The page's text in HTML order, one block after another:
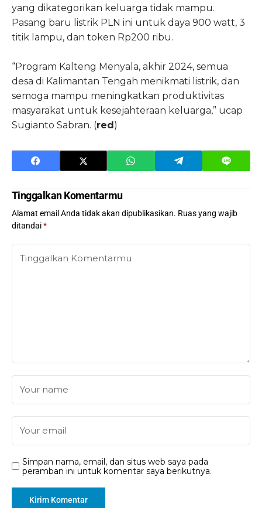
yang dikategorikan keluarga tidak mampu.
Pasang baru listrik PLN ini untuk daya 900 watt, 3
titik lampu, dan token Rp200 ribu.
“Program Kalteng Menyala, akhir 2024, semua
desa di Kalimantan Tengah menikmati listrik, dan
semoga mampu meningkatkan produktivitas
masyarakat untuk kesejahteraan keluarga,” ucap
Sugianto Sabran. (red)
Tinggalkan Komentarmu
Alamat email Anda tidak akan dipublikasikan. Ruas yang wajib
ditandai*
Simpan nama, email, dan situs web saya pada
peramban ini untuk komentar saya berikutnya.